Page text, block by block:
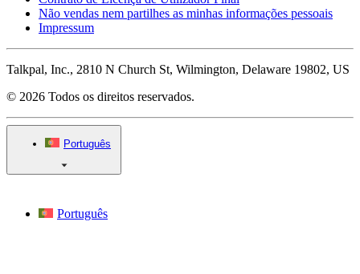
Não vendas nem partilhes as minhas informações pessoais
Impressum
Talkpal, Inc., 2810 N Church St, Wilmington, Delaware 19802, US
© 2026 Todos os direitos reservados.
Português
Português